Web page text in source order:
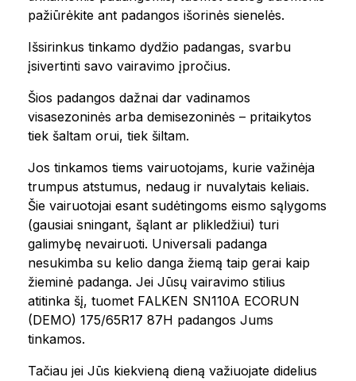
pažiūrėkite ant padangos išorinės sienelės.
Išsirinkus tinkamo dydžio padangas, svarbu
įsivertinti savo vairavimo įpročius.
Šios padangos dažnai dar vadinamos
visasezoninės arba demisezoninės – pritaikytos
tiek šaltam orui, tiek šiltam.
Jos tinkamos tiems vairuotojams, kurie važinėja
trumpus atstumus, nedaug ir nuvalytais keliais.
Šie vairuotojai esant sudėtingoms eismo sąlygoms
(gausiai sningant, šąlant ar plikledžiui) turi
galimybę nevairuoti. Universali padanga
nesukimba su kelio danga žiemą taip gerai kaip
žieminė padanga. Jei Jūsų vairavimo stilius
atitinka šį, tuomet FALKEN SN110A ECORUN
(DEMO) 175/65R17 87H padangos Jums
tinkamos.
Tačiau jei Jūs kiekvieną dieną važiuojate didelius